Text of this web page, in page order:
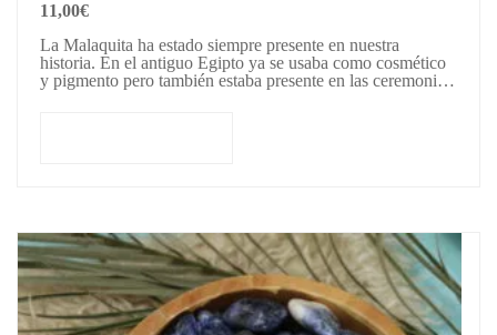
11,00€
La Malaquita ha estado siempre presente en nuestra
historia. En el antiguo Egipto ya se usaba como cosmético
y pigmento pero también estaba presente en las ceremonias